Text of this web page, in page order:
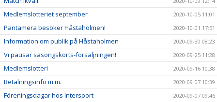
Medlemslotteriet september 2020-10-05 11:01
Pantamera besöker Håstaholmen! 2020-10-01 17:51
Information om publik på Håstaholmen 2020-09-30 08:23
Vi pausar säsongskorts-försäljningen! 2020-09-25 11:28
Medlemslotteri 2020-09-16 10:38
Betalningsinfo m.m. 2020-09-07 10:39
Föreningsdagar hos Intersport 2020-09-07 09:46